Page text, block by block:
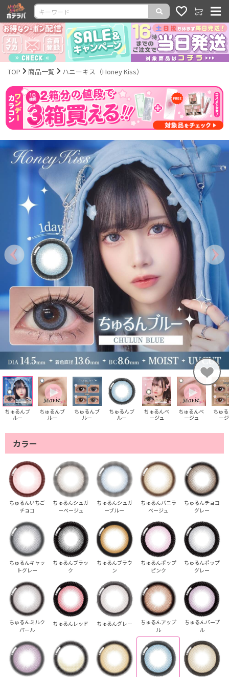
TOP 商品一覧 ハニーキス（Honey Kiss）
ちゅるんブ
ルー
ちゅるんブ
ルー
ちゅるんブ
ルー
ちゅるんブ
ルー
ちゅるんベ
ージュ
ちゅるんベ
ージュ
ちゅ
ー
カラー
ちゅるんいちご
チョコ
ちゅるんシュガ
ーベージュ
ちゅるんシュガ
ーブルー
ちゅるんバニラ
ベージュ
ちゅるんチョコ
グレー
ちゅるんキャッ
トグレー
ちゅるんブラッ
ク
ちゅるんブラウ
ン
ちゅるんポップ
ピンク
ちゅるんポップ
グレー
ちゅるんミルク
パール
ちゅるんレッド ちゅるんグレー
ちゅるんアップ
ル
ちゅるんパープ
ル